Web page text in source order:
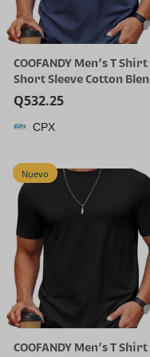
COOFANDY Men’s T Shirt
Short Sleeve Cotton
T-Shirts Crew Neck Casual
Summer Basic Tee Shirts
Q532.25
CPX
Nuevo
COOFANDY Men’s T Shirt